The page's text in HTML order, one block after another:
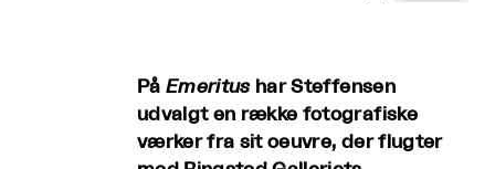
PåEmeritus har Steffensen
udvalgt en række fotografiske
værker fra sit oeuvre, der flugter